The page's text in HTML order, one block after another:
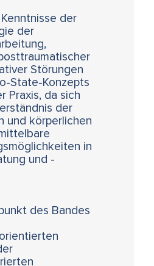
der
der
Störungen
State-Konzepts
Praxis, da sich
der
und körperlichen
in
und -
des Bandes